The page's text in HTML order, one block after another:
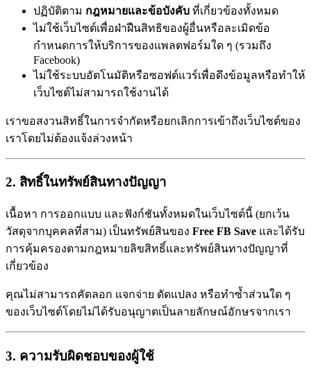
ปฏิบัติตาม กฎหมายและข้อบังคับ ที่เกี่ยวข้องทั้งหมด
ไม่ใช้เว็บไซต์เพื่อฝ่าฝืนสิทธิของผู้อื่นหรือละเมิดข้อ
กำหนดการให้บริการของแพลตฟอร์มใด ๆ (รวมถึง
Facebook)
ไม่ใช้ระบบอัตโนมัติหรือซอฟต์แวร์เพื่อดึงข้อมูลหรือทำให้
เว็บไซต์ไม่สามารถใช้งานได้
เราขอสงวนสิทธิ์ในการจำกัดหรือยกเลิกการเข้าถึงเว็บไซต์ของ
เราโดยไม่ต้องแจ้งล่วงหน้า
2. สิทธิ์ในทรัพย์สินทางปัญญา
เนื้อหา การออกแบบ และฟังก์ชันทั้งหมดในเว็บไซต์นี้ (ยกเว้น
วัสดุจากบุคคลที่สาม) เป็นทรัพย์สินของ Free FB Save และได้รับ
การคุ้มครองตามกฎหมายลิขสิทธิ์และทรัพย์สินทางปัญญาที่
เกี่ยวข้อง
คุณไม่สามารถคัดลอก แจกจ่าย ดัดแปลง หรือทำซ้ำส่วนใด ๆ
ของเว็บไซต์โดยไม่ได้รับอนุญาตเป็นลายลักษณ์อักษรจากเรา
3. ความรับผิดชอบของผู้ใช้